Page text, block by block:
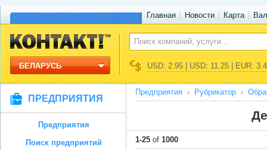
Главная Новости Карта
БЕЛАРУСЬ USD: 2.95 | USD: 11.25 | EUR:
ПРЕДПРИЯТИЯ
Предприятия
Поиск предприятий
Предприятия Рубрикатор
1-25 of 1000